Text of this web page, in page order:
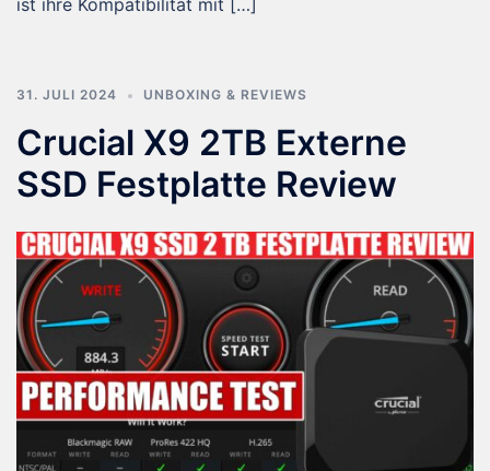
ist ihre Kompatibilität mit […]
31. JULI 2024 UNBOXING & REVIEWS
Crucial X9 2TB Externe
SSD Festplatte Review